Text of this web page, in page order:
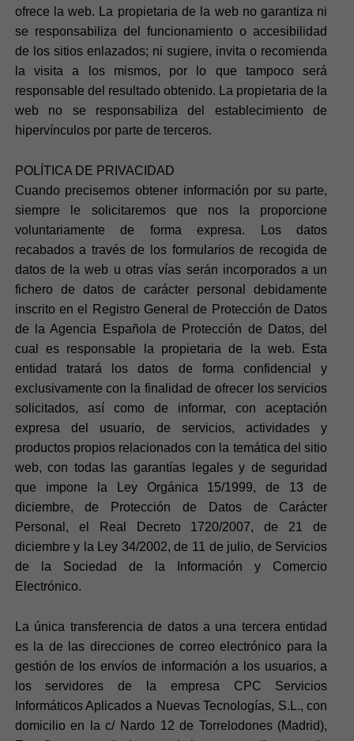
ofrece la web. La propietaria de la web no garantiza ni
se responsabiliza del funcionamiento o accesibilidad
de los sitios enlazados; ni sugiere, invita o recomienda
la visita a los mismos, por lo que tampoco será
responsable del resultado obtenido. La propietaria de la
web no se responsabiliza del establecimiento de
hipervínculos por parte de terceros.
POLÍTICA DE PRIVACIDAD
Cuando precisemos obtener información por su parte,
siempre le solicitaremos que nos la proporcione
voluntariamente de forma expresa. Los datos
recabados a través de los formularios de recogida de
datos de la web u otras vías serán incorporados a un
fichero de datos de carácter personal debidamente
inscrito en el Registro General de Protección de Datos
de la Agencia Española de Protección de Datos, del
cual es responsable la propietaria de la web. Esta
entidad tratará los datos de forma confidencial y
exclusivamente con la finalidad de ofrecer los servicios
solicitados, así como de informar, con aceptación
expresa del usuario, de servicios, actividades y
productos propios relacionados con la temática del sitio
web, con todas las garantías legales y de seguridad
que impone la Ley Orgánica 15/1999, de 13 de
diciembre, de Protección de Datos de Carácter
Personal, el Real Decreto 1720/2007, de 21 de
diciembre y la Ley 34/2002, de 11 de julio, de Servicios
de la Sociedad de la Información y Comercio
Electrónico.
La única transferencia de datos a una tercera entidad
es la de las direcciones de correo electrónico para la
gestión de los envíos de información a los usuarios, a
los servidores de la empresa CPC Servicios
Informáticos Aplicados a Nuevas Tecnologías, S.L., con
domicilio en la c/ Nardo 12 de Torrelodones (Madrid),